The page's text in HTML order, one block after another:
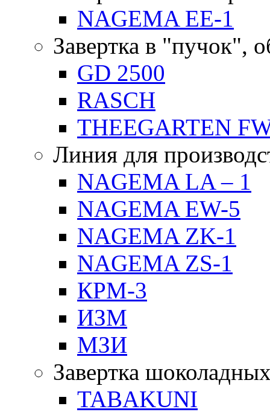
NAGEMA EE-1
Завертка в "пучок",
GD 2500
RASCH
THEEGARTEN
Линия для
NAGEMA LA – 1
NAGEMA EW-5
NAGEMA ZK-1
NAGEMA ZS-1
КРМ-3
ИЗМ
МЗИ
Завертка
TABAKUNI